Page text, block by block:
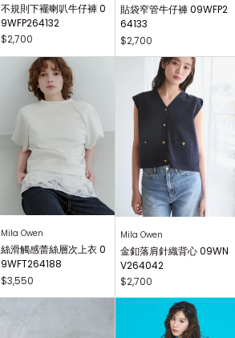
不規則下襬喇叭牛仔褲 0
9WFP264132
$2,700
貼袋窄管牛仔褲 09WFP2
64133
$2,700
Mila Owen
絲滑觸感蕾絲層次上衣 0
9WFT264188
$3,550
Mila Owen
金釦落肩針織背心 09WN
V264042
$2,700